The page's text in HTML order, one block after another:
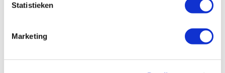
Statistieken
Marketing
Also view